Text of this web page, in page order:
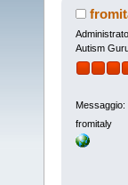
Autism
Messaggio:
fromitaly